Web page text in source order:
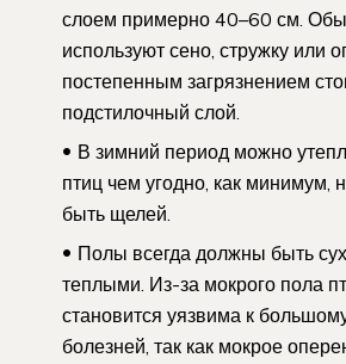
слоем примерно 40–60 см.
используют сено, стружку или
постепенным загрязнением
подстилочный слой.
В зимний период можно
птиц чем угодно, как минимум,
быть щелей.
Полы всегда должны быть
теплыми. Из-за мокрого пола
становится уязвима к
болезней, так как мокрое